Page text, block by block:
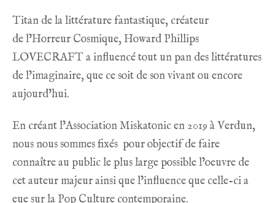
Titan de la littérature fantastique, créateur
de l’Horreur Cosmique, Howard Phillips
LOVECRAFT a influencé tout un pan des littératures
de l’imaginaire, que ce soit de son vivant ou encore
aujourd’hui.
En créant l’Association Miskatonic en 2019 à Verdun,
nous nous sommes fixés pour objectif de faire
connaître au public le plus large possible l’oeuvre de
cet auteur majeur ainsi que l’influence que celle-ci a
eue sur la Pop Culture contemporaine.